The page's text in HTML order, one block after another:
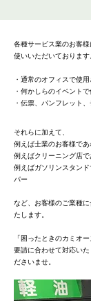
各種サービス業のお客
使いいただいております
・通常のオフィスで使
・何かしらのイベント
・伝票、パンフレット
それらに加えて、
例えば士業のお客様で
例えばクリーニング店
例えばガソリンスタン
パー
など、お客様のご業種
たします。
「困ったときのカミオ
要請に合わせて対応い
ださいませ。